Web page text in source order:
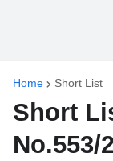
Home Short List
Short
No.553/